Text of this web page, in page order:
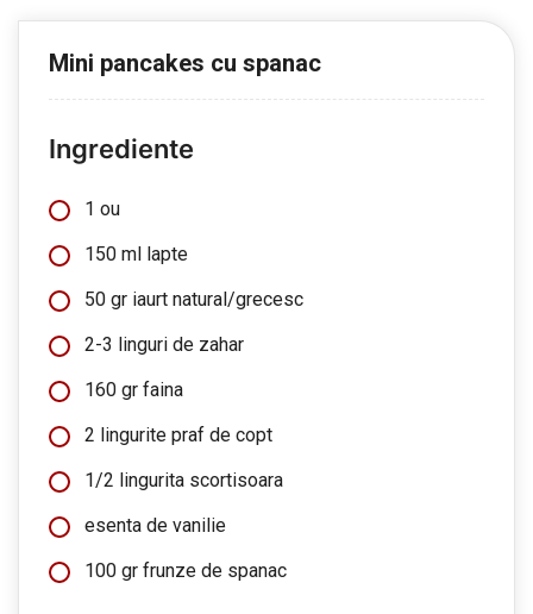
Mini pancakes cu spanac
Ingrediente
1 ou
150 ml lapte
50 gr iaurt natural/grecesc
2-3 linguri de zahar
160 gr faina
2 lingurite praf de copt
1/2 lingurita scortisoara
esenta de vanilie
100 gr frunze de spanac